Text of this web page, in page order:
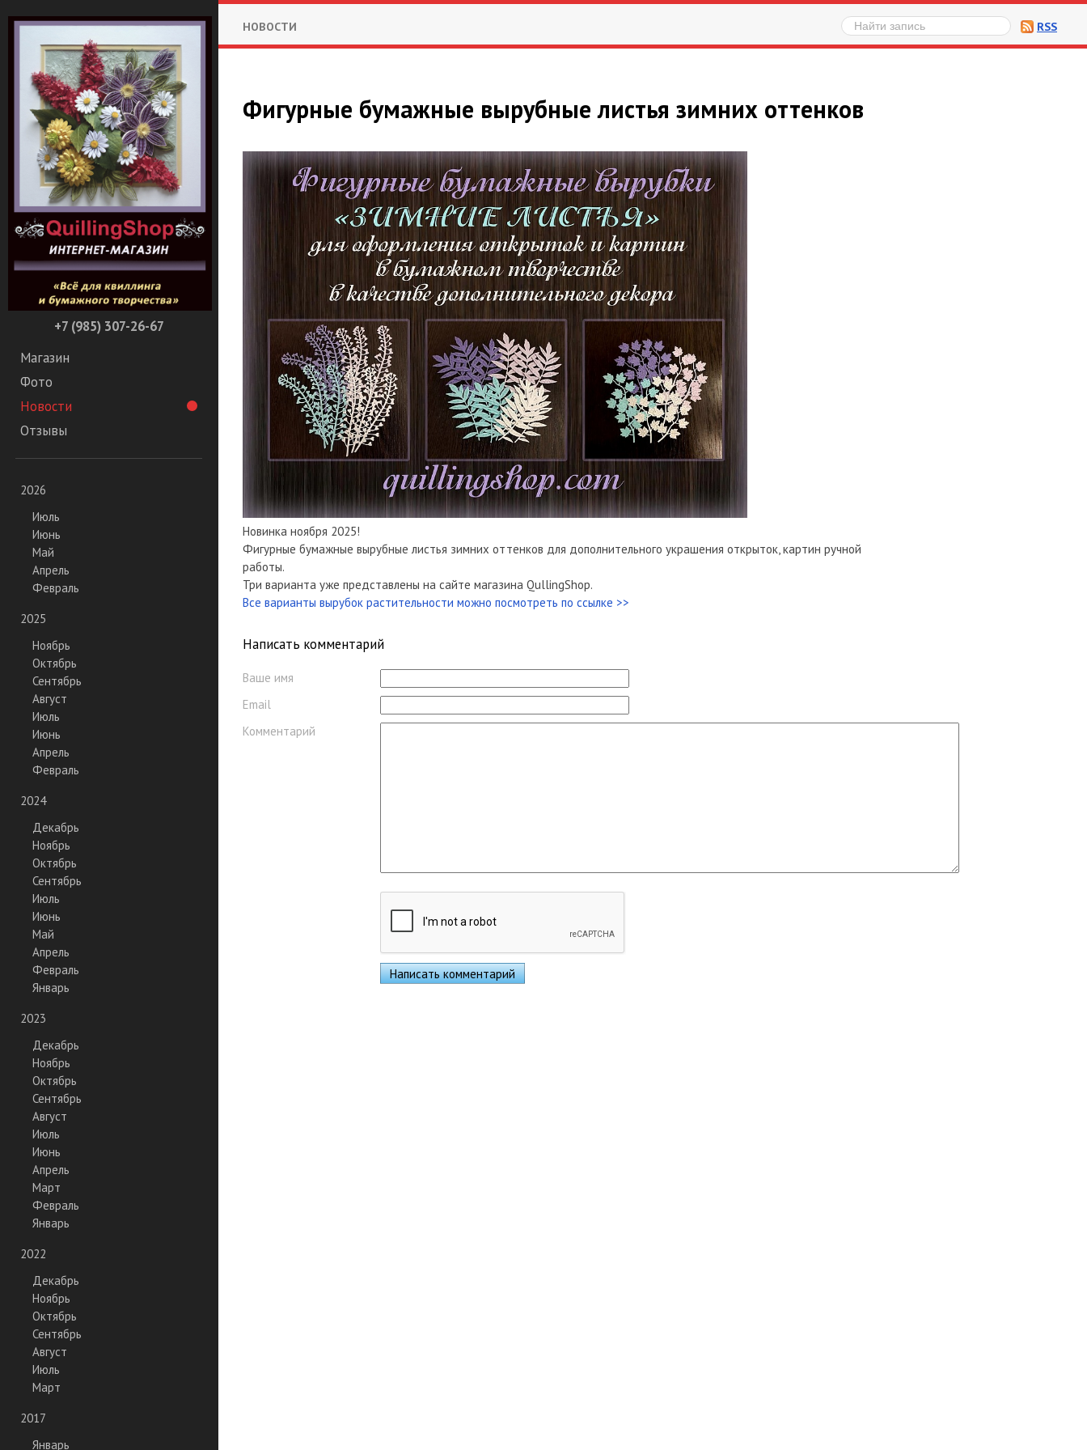
+7 (985) 307-26-67
Магазин
Фото
Новости
Отзывы
2026
Июль
Июнь
Май
Апрель
Февраль
2025
Ноябрь
Октябрь
Сентябрь
Август
Июль
Июнь
Апрель
Февраль
2024
Декабрь
Ноябрь
Октябрь
Сентябрь
Июль
Июнь
Май
Апрель
Февраль
Январь
2023
Декабрь
Ноябрь
Октябрь
Сентябрь
Август
Июль
Июнь
Апрель
Март
Февраль
Январь
2022
Декабрь
Ноябрь
Октябрь
Сентябрь
Август
Июль
Март
2017
Январь
RSS
НОВОСТИ
Фигурные бумажные вырубные листья зимних оттенков
Новинка ноября 2025!
Фигурные бумажные вырубные листья зимних оттенков для дополнительного украшения открыток, картин ручной
работы.
Три варианта уже представлены на сайте магазина QullingShop.
Все варианты вырубок растительности можно посмотреть по ссылке >>
Написать комментарий
Ваше имя
Email
Комментарий